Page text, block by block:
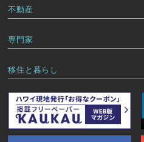
不動産
専門家
移住と暮らし